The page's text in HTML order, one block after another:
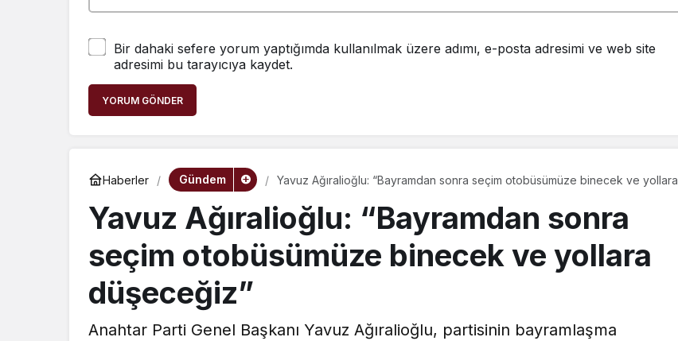
Bir dahaki sefere yorum yaptığımda kullanılmak üzere adımı, e-posta adresimi ve web site
adresimi bu tarayıcıya kaydet.
YORUM GÖNDER
Haberler Gündem
Yavuz Ağıralioğlu: “Bayramdan sonra seçim otobüsümüze binecek ve yollara
Yavuz Ağıralioğlu: “Bayramdan sonra
seçim otobüsümüze binecek ve yollara
düşeceğiz”
Anahtar Parti Genel Başkanı Yavuz Ağıralioğlu, partisinin bayramlaşma